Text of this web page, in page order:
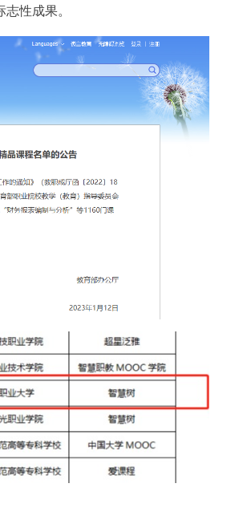
性成果。